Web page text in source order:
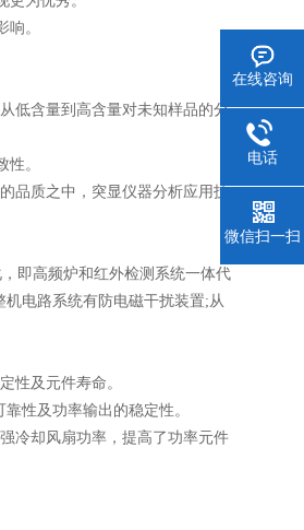
。
低含量到高含量对未知样品的分
。
品质之中，突显仪器分析应用技
即高频炉和红外检测系统一体代
电路系统有防电磁干扰装置;从
性及元件寿命。
性及功率输出的稳定性。
冷却风扇功率，提高了功率元件
在线咨询
电话
微信扫一扫